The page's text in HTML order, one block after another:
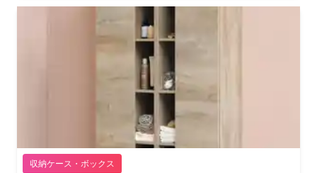
収納ケース・ボックス